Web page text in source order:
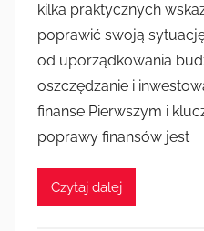
kilka praktycznych
poprawić swoją
od uporządkowania
oszczędzanie i
finanse Pierwszym i
poprawy finansów jest
Czytaj dalej